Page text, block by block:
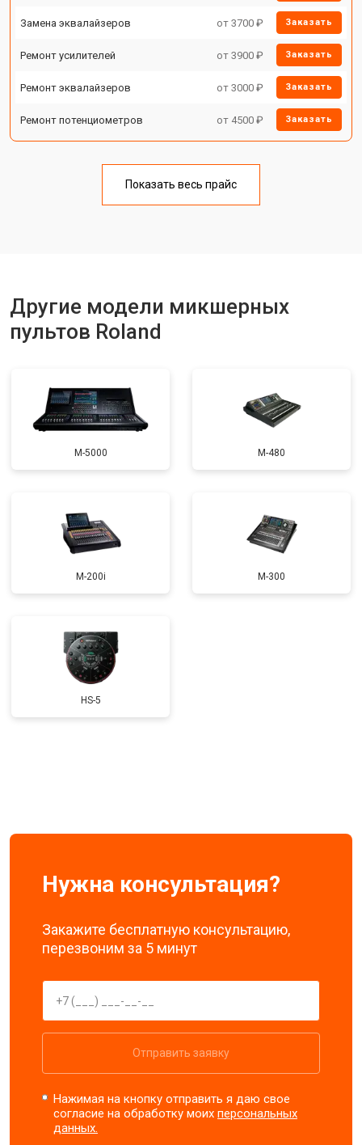
Замена эквалайзеров от 3700 ₽ Заказать
Ремонт усилителей от 3900 ₽ Заказать
Ремонт эквалайзеров от 3000 ₽ Заказать
Ремонт потенциометров от 4500 ₽ Заказать
Показать весь прайс
Другие модели микшерных
пультов Roland
M-5000 M-480
M-200i M-300
HS-5
Нужна консультация?
Закажите бесплатную консультацию,
перезвоним за 5 минут
Отправить заявку
Нажимая на кнопку отправить я даю свое
согласие на обработку моихперсональных
данных.